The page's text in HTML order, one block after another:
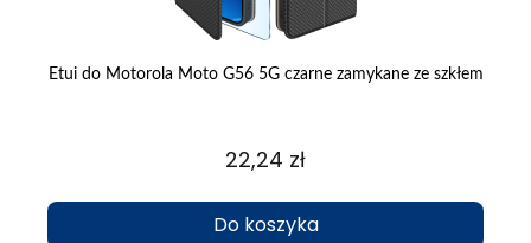
Etui do Motorola Moto G56 5G czarne zamykane ze szkłem
22,24 zł
Do koszyka